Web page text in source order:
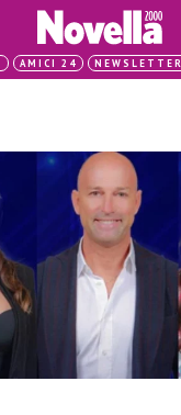
AMICI 24 NEWSLETTER